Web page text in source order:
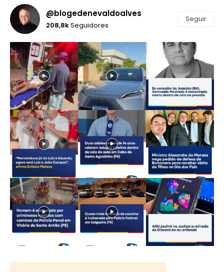
@blogedenevaldoalves
208,8kSeguidores
Seguir